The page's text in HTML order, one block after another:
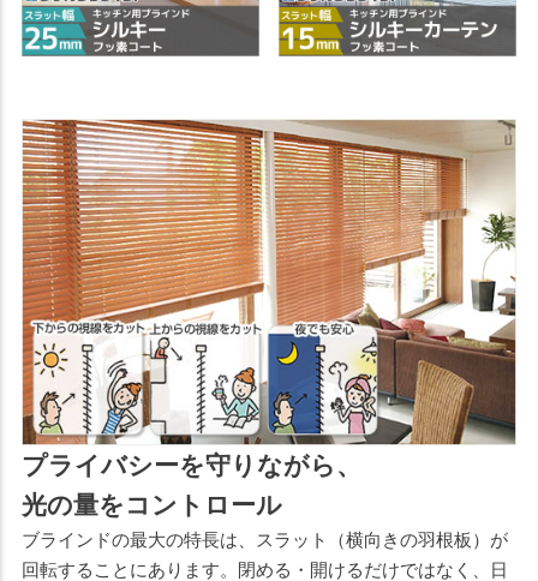
プライバシーを守りながら、
光の量をコントロール
ブラインドの最大の特長は、スラット（横向きの羽根板）が
回転することにあります。閉める・開けるだけではなく、日